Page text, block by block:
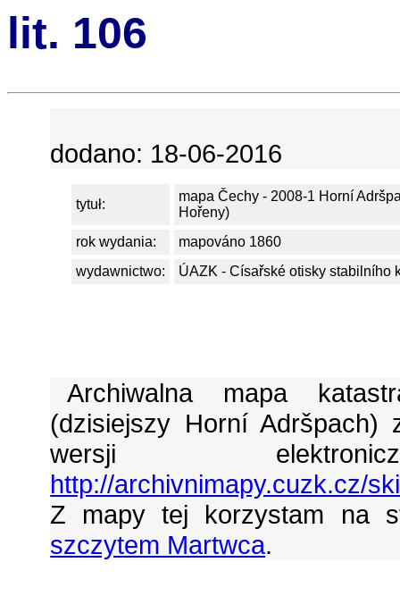
lit. 106
dodano: 18-06-2016
tytuł:
mapa Čechy - 2008-1 Horní
Hořeny)
rok wydania:
mapováno 1860
wydawnictwo:
ÚAZK - Císařské otisky stabilního
Archiwalna mapa
(dzisiejszy Horní
wersji
http://archivnimapy.cuzk.cz/
Z mapy tej korzystam na
szczytem Martwca.